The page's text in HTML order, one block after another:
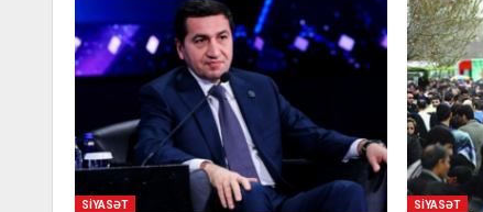
SIYASƏT SIYASƏT